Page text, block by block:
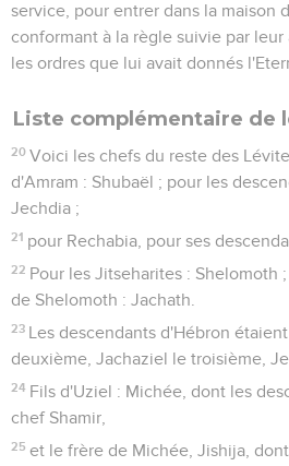
service, pour entrer dans la maison
conformant à la règle suivie par
les ordres que lui avait donnés
Liste complémentaire de
20 Voici les chefs du reste des
d'Amram : Shubaël ; pour les
Jechdia ;
21 pour Rechabia, pour ses
22 Pour les Jitseharites : Shelomoth
de Shelomoth : Jachath.
23 Les descendants d'Hébron
deuxième, Jachaziel le troisième,
24 Fils d'Uziel : Michée, dont les
chef Shamir,
25 et le frère de Michée, Jishija,